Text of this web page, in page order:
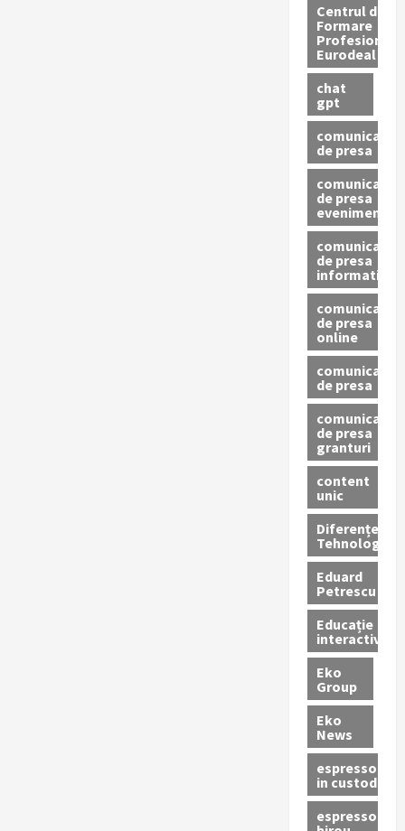
Centrul de
Formare
Profesionala
Eurodeal
chat
gpt
comunicat
de presa
comunicat
de presa
eveniment
comunicat
de presa
informativ
comunicat
de presa
online
comunicate
de presa
comunicate
de presa
granturi
content
unic
Diferențe
Tehnologice
Eduard
Petrescu
Educație
interactivă
Eko
Group
Eko
News
espressoare
in custodie
espressor